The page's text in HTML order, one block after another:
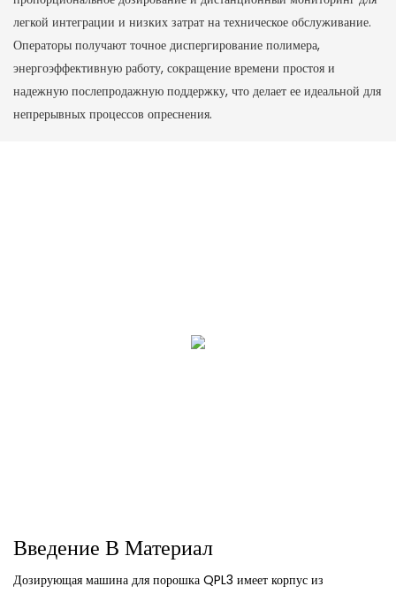
легкой интеграции и низких затрат на техническое обслуживание.
Операторы получают точное диспергирование полимера,
энергоэффективную работу, сокращение времени простоя и
надежную послепродажную поддержку, что делает ее идеальной для
непрерывных процессов опреснения.
Введение В Материал
Дозирующая машина для порошка QPL3 имеет корпус из